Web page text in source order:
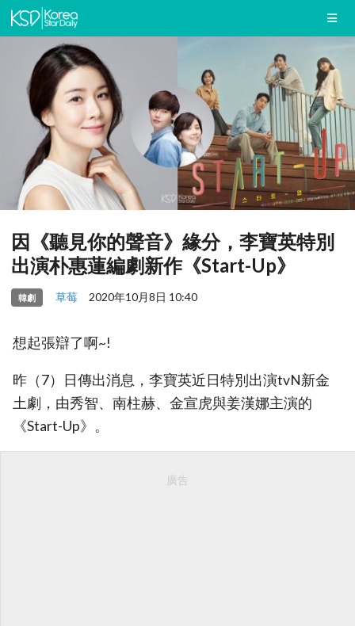
因《聽見你的聲音》緣分，李寶英特別
出演朴惠蓮編劇新作《Start-Up》
韓劇 草莓 2020年10月8日 10:40
想起張辯了啊~!
昨（7）日傳出消息，李寶英近日特別出演tvN新金
土劇，由秀智、南柱赫、金宣虎與姜漢娜主演的
《Start-Up》。
廣告